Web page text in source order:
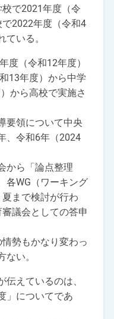
で2021年度（令
2022年度（令和4
いる。
度（令和12年度）
13年度）から中学
から高校で実施さ
要領について中央
、令和6年（2024
から「論点整理
各WG（ワーキング
まで検討が行わ
議会としての答申
勢もかなり変わっ
い。
えているのは、
」についてであ